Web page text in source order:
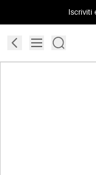
Iscriviti